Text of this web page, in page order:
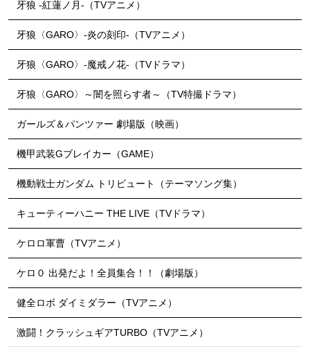
牙狼 -紅蓮ノ月-（TVアニメ）
牙狼〈GARO〉-炎の刻印-（TVアニメ）
牙狼〈GARO〉-魔戒ノ花-（TVドラマ）
牙狼〈GARO〉～闇を照らす者～（TV特撮ドラマ）
ガールズ＆パンツァー 劇場版（映画）
機甲武装Gブレイカー（GAME）
機動戦士ガンダム トリビュート（テーマソング集）
キューティーハニー THE LIVE（TVドラマ）
ケロロ軍曹（TVアニメ）
ケロ０ 出発だよ！全員集合！！（劇場版）
健全ロボ ダイミダラー（TVアニメ）
激闘！クラッシュギアTURBO（TVアニメ）